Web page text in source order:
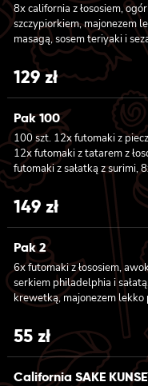
8x california z łososiem,
szczypiorkiem, majonezem
masagą, sosem teriyaki i
panierowane w chrupiącej
california z węgorzem ,
majonezem lekko
sezamem, panierowane w
8x california z serkiem
węgorzem, ogórkiem,
sezamem, panierowane w
8x california z łososiem
ogórkiem, awokado,
teriyaki i sezamem,
chrupiącej panko.
129zł
Pak 100
100 szt. 12x futomaki z
12x futomaki z tatarem z
futomaki z sałatką z surimi,
tuńczykiem, 8x california z
łososiem, 8x california z
tempurze, 8x maki z
oshinko, 8x maki z surimi, 8x
8x maki z kanpyo
149 zł
Pak 2
6x futomaki z łososiem,
serkiem philadelphia i
krewetką, majonezem lekko
55 zł
California SAKE